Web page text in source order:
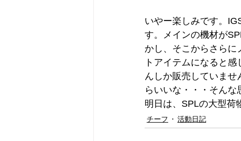
いやー楽しみです。
す。メインの機材が
かし、そこからさらに
トアイテムになると
んしか販売していま
らいいな・・・そんな
明日は、SPLの大型荷
チーフ 活動日記